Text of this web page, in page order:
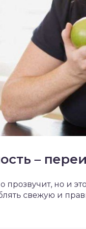
–
прозвучит, но и
свежую и